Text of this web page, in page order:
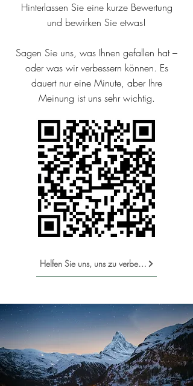
Hinterlassen Sie eine kurze Bewertung
und bewirken Sie etwas!
Sagen Sie uns, was Ihnen gefallen hat –
oder was wir verbessern können. Es
dauert nur eine Minute, aber Ihre
Meinung ist uns sehr wichtig.
Helfen Sie uns, uns zu verbessern